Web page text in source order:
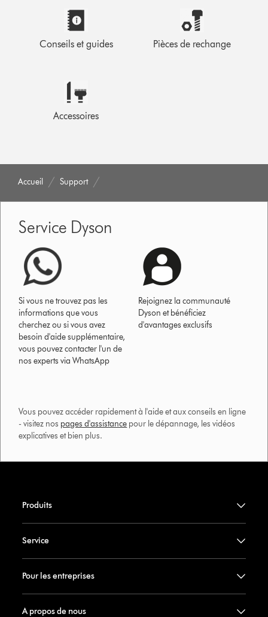
Conseils et guides Pièces de rechange
Accessoires
Accueil Support
Service Dyson
Si vous ne trouvez pas les
informations que vous
cherchez ou si vous avez
besoin d'aide supplémentaire,
vous pouvez contacter l'un de
nos experts via WhatsApp
Rejoignez la communauté
Dyson et bénéficiez
d'avantages exclusifs
Vous pouvez accéder rapidement à l'aide et aux conseils en ligne
- visitez nos pages d'assistance pour le dépannage, les vidéos
explicatives et bien plus.​
Produits
Service
Pour les entreprises
A propos de nous